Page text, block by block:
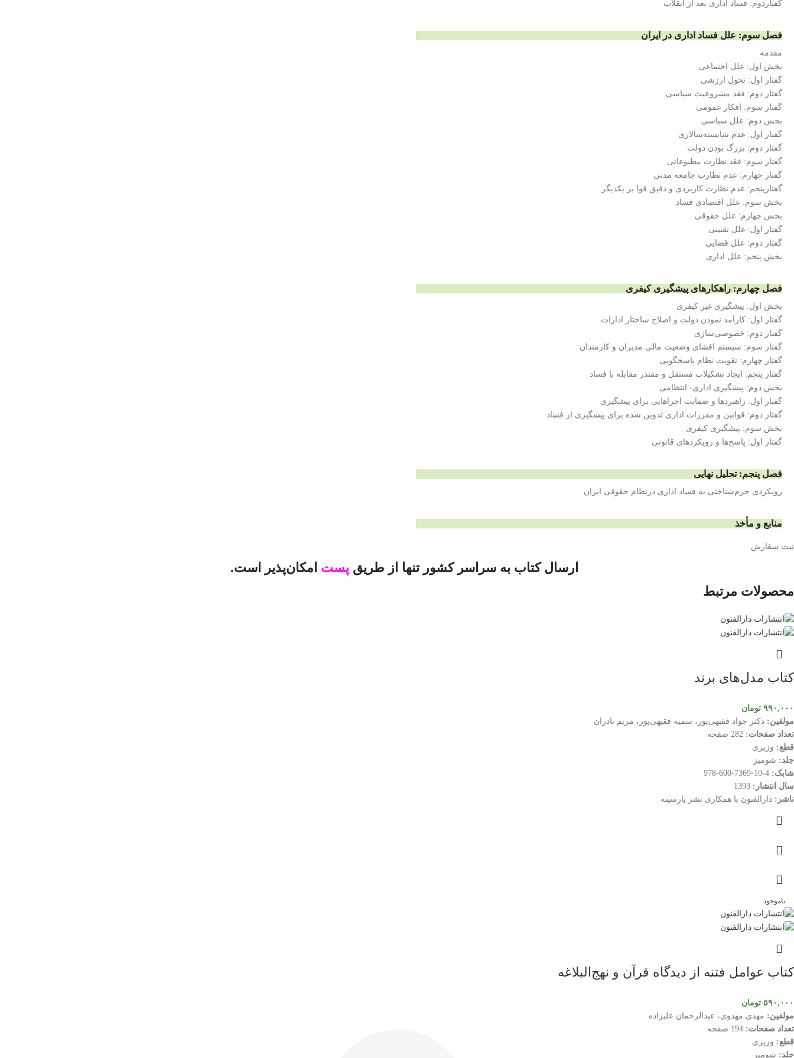
گفتاردوم: فساد اداری بعد از انقلاب
فصل سوم: علل فساد اداری در ایران
مقدمه
بخش اول: علل اجتماعی
گفتار اول: تحول ارزشی
گفتار دوم: فقد مشروعیت سیاسی
گفتار سوم: افکار عمومی
بخش دوم: علل سیاسی
گفتار اول: عدم شایسته‌سالاری
گفتار دوم: بزرگ بودن دولت
گفتار سوم: فقد نظارت مطبوعاتی
گفتار چهارم: عدم نظارت جامعه مدنی
گفتارپنجم: عدم نظارت کاربردی و دقیق قوا بر یکدیگر
بخش سوم: علل اقتصادی فساد
بخش چهارم: علل حقوقی
گفتار اول: علل تقنینی
گفتار دوم: علل قضایی
بخش پنجم: علل اداری
فصل چهارم: راهکارهای پیشگیری کیفری
بخش اول: پیشگیری غیر کیفری
گفتار اول: کارآمد نمودن دولت و اصلاح ساختار ادارات
گفتار دوم: خصوصی‌سازی
گفتار سوم: سیستم افشای وضعیت مالی مدیران و کارمندان
گفتار چهارم: تقویت نظام پاسخگویی
گفتار پنجم: ایجاد تشکیلات مستقل و مقتدر مقابله با فساد
بخش دوم: پیشگیری اداری- انتظامی
گفتار اول: راهبردها و ضمانت اجراهایی برای پیشگیری
گفتار دوم: قوانین و مقررات اداری تدوین شده برای پیشگیری از فساد
بخش سوم: پیشگیری کیفری
گفتار اول: پاسخ‌ها و رویکردهای قانونی
فصل پنجم‌: تحلیل نهایی
رویکردی جرم‌شناختی به فساد اداری درنظام حقوقی ایران
منابع و مأخذ
ثبت سفارش
ارسال کتاب به سراسر کشور تنها از طریقپست امکان‌پذیر است.
محصولات مرتبط
کتاب مدل‌های برند
۹۹۰,۰۰۰ تومان
مولفین: دکتر جواد فقیهی‌پور، سمیه فقیهی‌پور، مریم نادران
تعداد صفحات:
قطع: وزیری
جلد: شومیز
شابک:
سال انتشار:
ناشر: دارالفنون با همکاری نشر پارسینه
ناموجود
کتاب عوامل فتنه از دیدگاه قرآن و نهج‌البلاغه
۵۹۰,۰۰۰ تومان
مولفین: مهدی مهدوی، عبدالرحمان علیزا‌ده
تعداد صفحات:
قطع: وزیری
جلد: شومیز